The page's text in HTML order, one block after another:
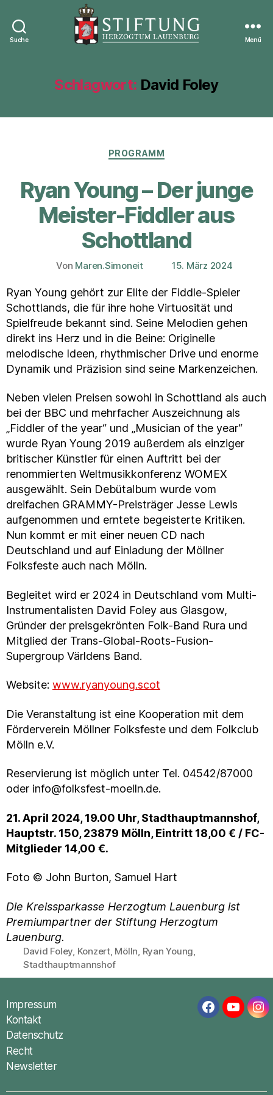
Suche
Lauenburg
Menü
Schlagwort: David Foley
Kategorien
PROGRAMM
Ryan Young – Der junge
Meister-Fiddler aus
Schottland
Beitragsautor
Von Maren.Simoneit Veröffentlichungsdatum
15. März 2024
Ryan Young gehört zur Elite der Fiddle-Spieler
Schottlands, die für ihre hohe Virtuosität und
Spielfreude bekannt sind. Seine Melodien gehen
direkt ins Herz und in die Beine: Originelle
melodische Ideen, rhythmischer Drive und enorme
Dynamik und Präzision sind seine Markenzeichen.
Neben vielen Preisen sowohl in Schottland als auch
bei der BBC und mehrfacher Auszeichnung als
„Fiddler of the year“ und „Musician of the year“
wurde Ryan Young 2019 außerdem als einziger
britischer Künstler für einen Auftritt bei der
renommierten Weltmusikkonferenz WOMEX
ausgewählt. Sein Debütalbum wurde vom
dreifachen GRAMMY-Preisträger Jesse Lewis
aufgenommen und erntete begeisterte Kritiken.
Nun kommt er mit einer neuen CD nach
Deutschland und auf Einladung der Möllner
Folksfeste auch nach Mölln.
Begleitet wird er 2024 in Deutschland vom Multi-
Instrumentalisten David Foley aus Glasgow,
Gründer der preisgekrönten Folk-Band Rura und
Mitglied der Trans-Global-Roots-Fusion-
Supergroup Världens Band.
Website: www.ryanyoung.scot
Die Veranstaltung ist eine Kooperation mit dem
Förderverein Möllner Folksfeste und dem Folkclub
Mölln e.V.
Reservierung ist möglich unter Tel. 04542/87000
oder info@folksfest-moelln.de.
21. April 2024, 19.00 Uhr, Stadthauptmannshof,
Hauptstr. 150, 23879 Mölln, Eintritt 18,00 € / FC-
Mitglieder 14,00 €.
Foto © John Burton, Samuel Hart
Die Kreissparkasse Herzogtum Lauenburg ist
Premiumpartner der Stiftung Herzogtum
Lauenburg.
Schlagwörter
David Foley Konzert, Mölln Ryan Young
Stadthauptmannshof
Impressum
Kontakt
Datenschutz
Recht
Newsletter
Facebook